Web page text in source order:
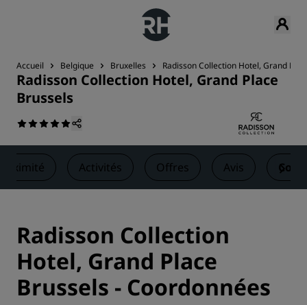
Accueil Belgique Bruxelles Radisson Collection Hotel, Grand
Radisson Collection Hotel, Grand Place
Brussels
Activités Offres Avis
Radisson Collection
Hotel, Grand Place
Brussels - Coordonnées